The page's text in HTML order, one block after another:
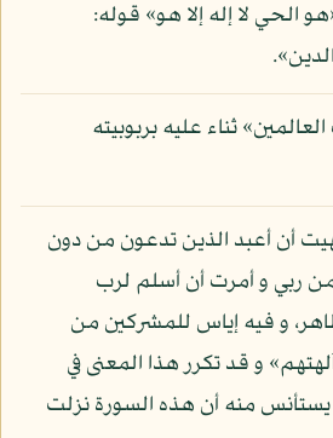
الحي لا إله إلا هو» قوله:
ثناء عليه بربوبيته
أن أعبد الذين تدعون من دون
من ربي و أمرت أن أسلم لرب
و فيه إياس للمشركين من
و قد تكرر هذا المعنى في
منه أن هذه السورة نزلت